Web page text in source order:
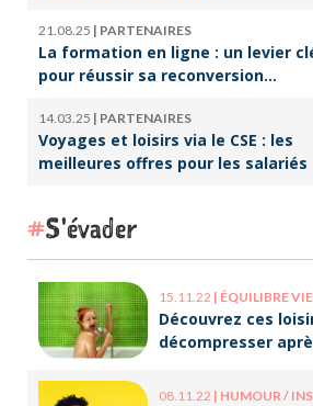
21.08.25 | PARTENAIRES
La formation en ligne : un levier
pour réussir sa reconversion
14.03.25 | PARTENAIRES
Voyages et loisirs via le CSE : les
meilleures offres pour les salariés
S'évader
15.11.22 | ÉQUILIBRE
Découvrez ces
décompresser
08.11.22 | HUMOUR /